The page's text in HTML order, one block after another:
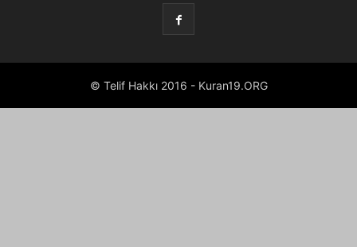
© Telif Hakkı 2016 - Kuran19.ORG